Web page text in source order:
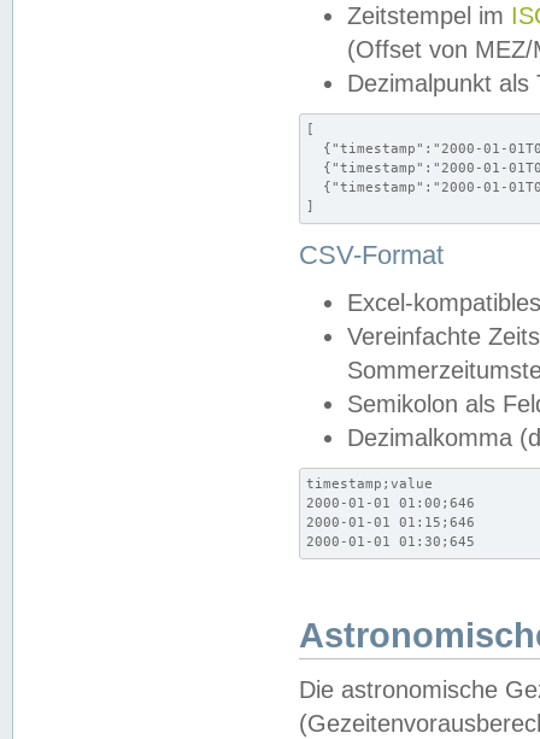
Zeitstempel im
(Offset von MEZ/
Dezimalpunkt als
[
{"timestamp":"2000-01-
{"timestamp":"2000-01-
{"timestamp":"2000-01-
]
CSV-Format
Excel-
Vereinfachte
Semikolon als
Dezimalkomma
timestamp;value
2000-01-01 01:00;646
2000-01-01 01:15;646
2000-01-01 01:30;645
Die astronomische